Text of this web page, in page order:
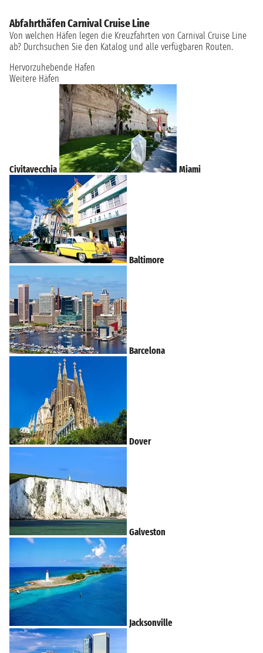
Abfahrthäfen Carnival Cruise Line
Von welchen Häfen legen die Kreuzfahrten von Carnival Cruise Line
ab? Durchsuchen Sie den Katalog und alle verfügbaren Routen.
Hervorzuhebende Hafen
Weitere Häfen
Civitavecchia Miami
Baltimore
Barcelona
Dover
Galveston
Jacksonville